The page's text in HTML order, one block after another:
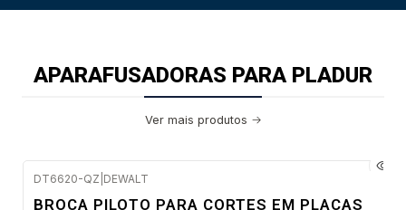
APARAFUSADORAS PARA PLADUR
Ver mais produtos
DT6620-QZ DEWALT
BROCA PILOTO PARA CORTES EM PLACAS